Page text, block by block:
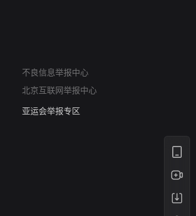
不良信息举报中心
北京互联网举报中心
算法推荐专项举报
亚运会举报专区